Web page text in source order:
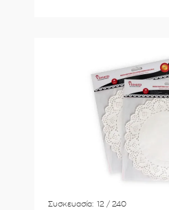
Συσκευασία: 12 / 240